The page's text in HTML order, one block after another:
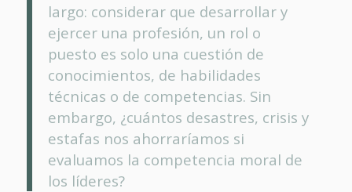
largo: considerar que desarrollar y
ejercer una profesión, un rol o
puesto es solo una cuestión de
conocimientos, de habilidades
técnicas o de competencias. Sin
embargo, ¿cuántos desastres, crisis y
estafas nos ahorraríamos si
evaluamos la competencia moral de
los líderes?